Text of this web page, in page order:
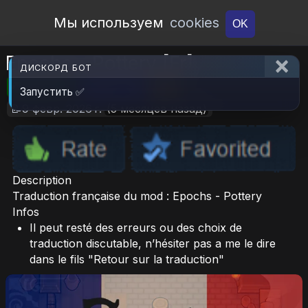
Open Workshop
Мы используем cookies OK
Epochs - Pottery [Fr]
🎮RimWorld 📦230.7 KB
📝9 февр. 2026 г. (5 месяцев назад)
Description
Traduction française du mod : Epochs - Pottery
Infos
Il peut resté des erreurs ou des choix de
traduction discutable, n’hésiter pas a me le dire
dans le fils "Retour sur la traduction"
ДИСКОРД БОТ
Запустить ✅